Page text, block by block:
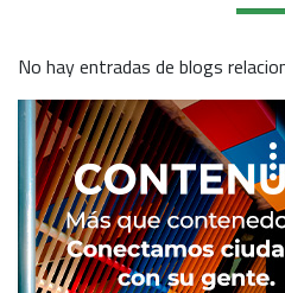
No hay entradas de blogs